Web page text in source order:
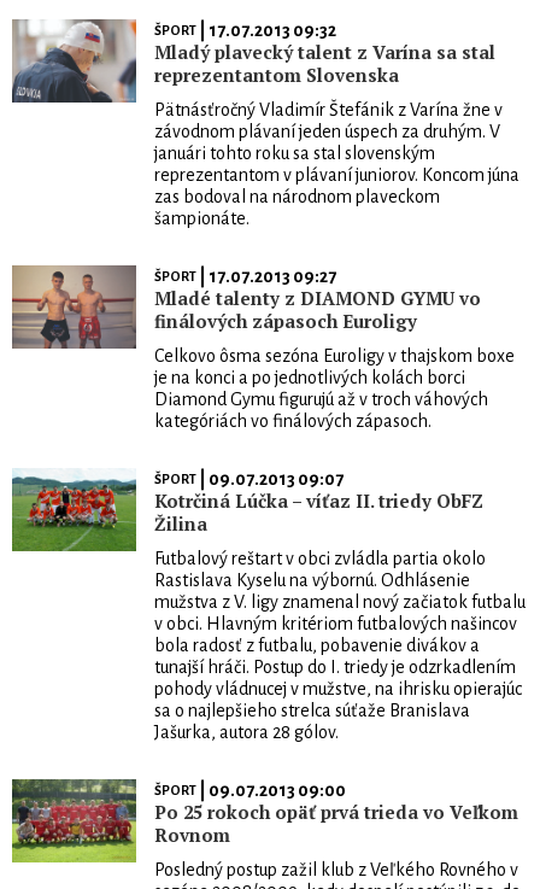
ŠPORT| 17.07.2013 09:32
Mladý plavecký talent z Varína sa stal
reprezentantom Slovenska
Pätnásťročný Vladimír Štefánik z Varína žne v
závodnom plávaní jeden úspech za druhým. V
januári tohto roku sa stal slovenským
reprezentantom v plávaní juniorov. Koncom júna
zas bodoval na národnom plaveckom
šampionáte.
ŠPORT| 17.07.2013 09:27
Mladé talenty z DIAMOND GYMU vo
finálových zápasoch Euroligy
Celkovo ôsma sezóna Euroligy v thajskom boxe
je na konci a po jednotlivých kolách borci
Diamond Gymu figurujú až v troch váhových
kategóriách vo finálových zápasoch.
ŠPORT| 09.07.2013 09:07
Kotrčiná Lúčka – víťaz II. triedy ObFZ
Žilina
Futbalový reštart v obci zvládla partia okolo
Rastislava Kyselu na výbornú. Odhlásenie
mužstva z V. ligy znamenal nový začiatok futbalu
v obci. Hlavným kritériom futbalových našincov
bola radosť z futbalu, pobavenie divákov a
tunajší hráči. Postup do I. triedy je odzrkadlením
pohody vládnucej v mužstve, na ihrisku opierajúc
sa o najlepšieho strelca súťaže Branislava
Jašurka, autora 28 gólov.
ŠPORT| 09.07.2013 09:00
Po 25 rokoch opäť prvá trieda vo Veľkom
Rovnom
Posledný postup zažil klub z Veľkého Rovného v